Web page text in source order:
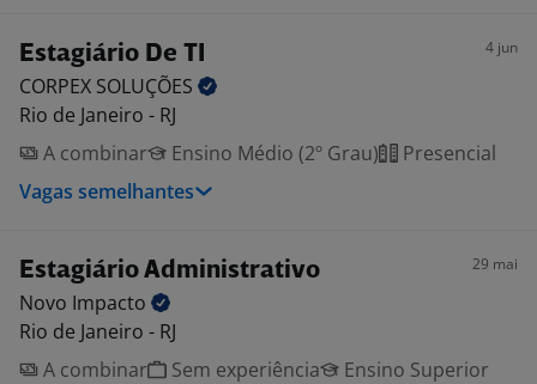
Estagiário De TI 4 jun
CORPEX SOLUÇÕES
Rio de Janeiro - RJ
A combinar
Ensino Médio (2º Grau)
Presencial
Vagas semelhantes
Estagiário Administrativo 29 mai
Novo Impacto
Rio de Janeiro - RJ
A combinar
Sem experiência
Ensino Superior